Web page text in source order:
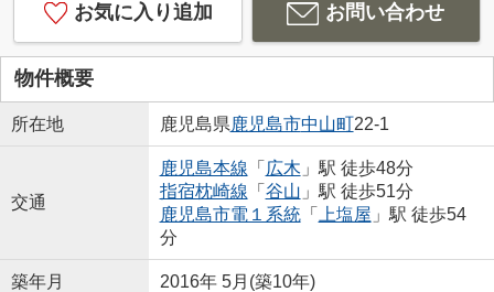
お気に入り追加 お問い合わせ
物件概要
所在地 鹿児島県鹿児島市中山町22-1
交通
鹿児島本線 「 広木 」駅 徒歩48分
指宿枕崎線 「 谷山 」駅 徒歩51分
鹿児島市電１系統「 上塩屋 」駅 徒歩54
分
築年月 2016年 5月(築10年)